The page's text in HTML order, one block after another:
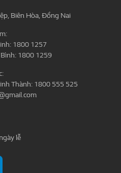
Biên Hòa, Đồng Nai
1800 1257
Bình: 1800 1259
Thành: 1800 555 525
lễ